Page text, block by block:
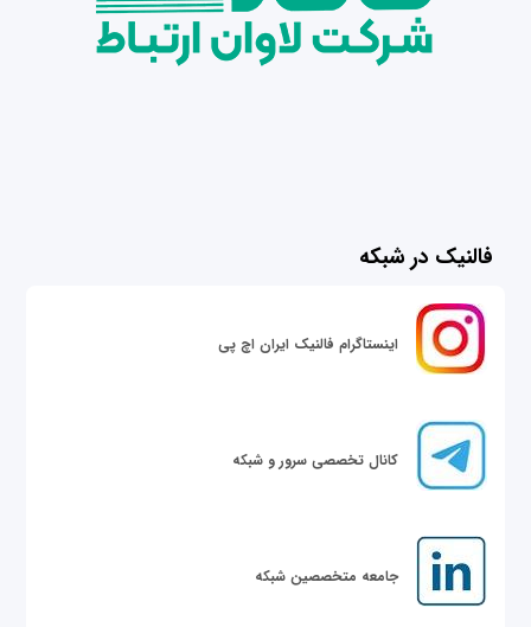
فالنیک در شبکه
اینستاگرام فالنیک ایران اچ پی
کانال تخصصی سرور و شبکه
جامعه متخصصین شبکه